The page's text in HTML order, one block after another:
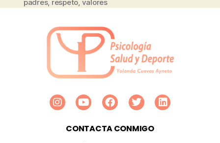
padres, respeto, valores
CONTACTA CONMIGO